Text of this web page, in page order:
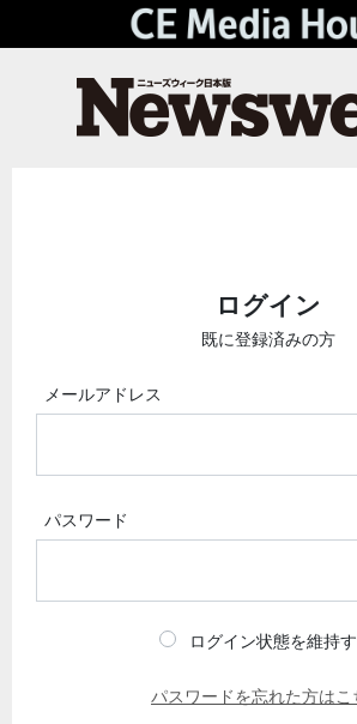
ログイン
既に登録済みの方
メールアドレス
パスワード
ログイン状態を維持
パスワードを忘れた方はこ